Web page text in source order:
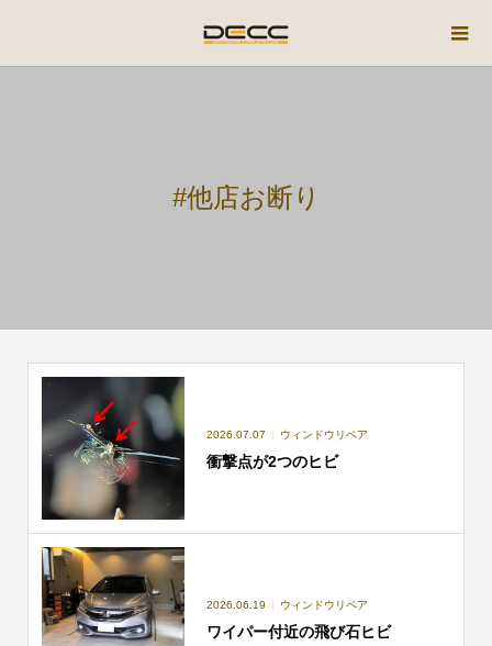
#他店お断り
2026.07.07 ウィンドウリペア
衝撃点が2つのヒビ
2026.06.19 ウィンドウリペア
ワイパー付近の飛び石ヒビ